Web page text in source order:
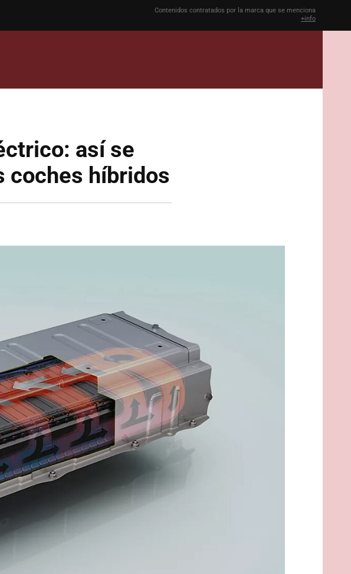
Contenidos contratados por la marca que se menciona
+info
así se
coches híbridos